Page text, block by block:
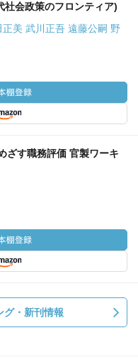
会政策のフロンティア)
美 武川正吾 遠藤公嗣 野
ざす職務評価 官製ワーキ
グ・新刊情報